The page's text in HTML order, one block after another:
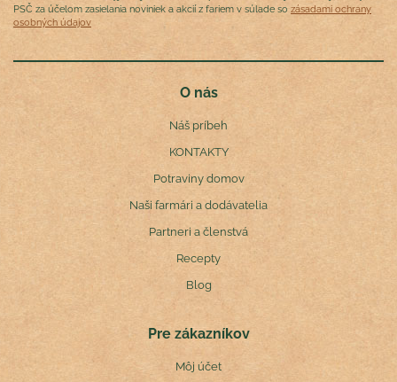
PSČ za účelom zasielania noviniek a akcií z fariem v súlade so zásadami ochrany
osobných údajov
O nás
Náš príbeh
KONTAKTY
Potraviny domov
Naši farmári a dodávatelia
Partneri a členstvá
Recepty
Blog
Pre zákazníkov
Môj účet